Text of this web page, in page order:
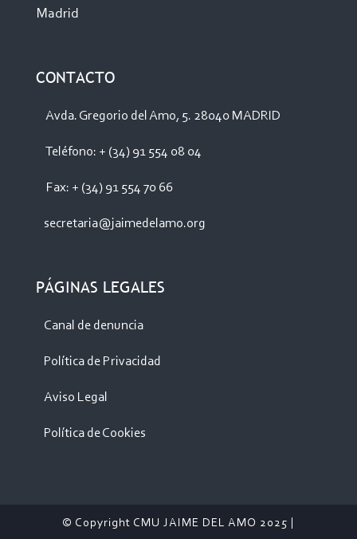
Madrid
CONTACTO
Avda. Gregorio del Amo, 5. 28040 MADRID
Teléfono: + (34) 91 554 08 04
Fax: + (34) 91 554 70 66
secretaria@jaimedelamo.org
PÁGINAS LEGALES
Canal de denuncia
Política de Privacidad
Aviso Legal
Política de Cookies
© Copyright CMU JAIME DEL AMO 2025 |